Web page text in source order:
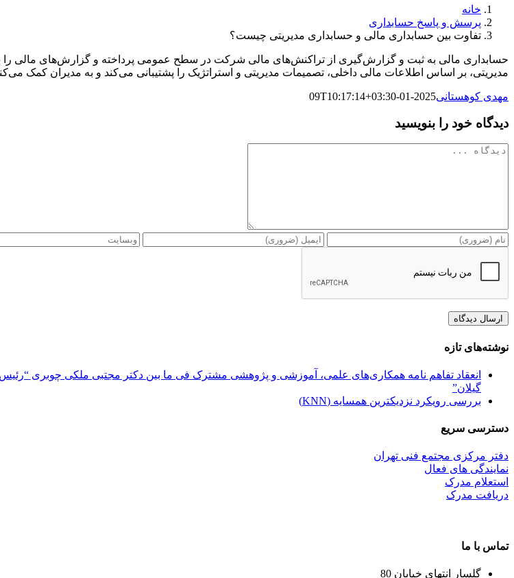
خانه
پرسش و پاسخ حسابداری
تفاوت بین حسابداری مالی و حسابداری مدیریتی چیست؟
حسابداری مالی به ثبت و گزارش‌گیری از تراکنش‌های مالی شرکت در سطح عمومی پرداخته و گزارش‌های مالی را
مدیریتی، بر اساس اطلاعات مالی داخلی، تصمیمات مدیریتی و استراتژیک را پشتیبانی می‌کند و به مدیران کمک
مهدی کوهستانی2025-01-09T10:17:14+03:30
دیدگاه خود را بنویسید
دیدگاه
نوشته‌های تازه
انعقاد تفاهم نامه همکاری‌های علمی، آموزشی و پژوهشی مشترک فی ما بین دکتر مجتبی ملکی چوبری “رئیس
گیلان”
بررسی رویکرد نزدیکترین همسایه (KNN)
دسترسی سریع
دفتر مرکزی مجتمع فنی تهران
نمایندگی های فعال
استعلام مدرک
دریافت مدرک
تماس با ما
گلسار انتهای خیابان 80